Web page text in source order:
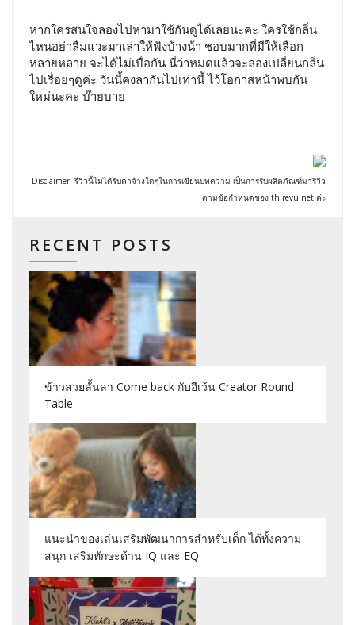
หากใครสนใจลองไปหามาใช้กันดูได้เลยนะคะ ใครใช้กลิ่น
ไหนอย่าลืมแวะมาเล่าให้ฟังบ้างน้า ชอบมากที่มีให้เลือก
หลายหลาย จะได้ไม่เบื่อกัน นี่ว่าหมดแล้วจะลองเปลี่ยนกลิ่น
ไปเรื่อยๆดูค่ะ วันนี้คงลากันไปเท่านี้ ไว้โอกาสหน้าพบกัน
ใหม่นะคะ บ๊ายบาย
Disclaimer: รีวิวนี้ไม่ได้รับค่าจ้างใดๆในการเขียนบทความ เป็นการรับผลิตภัณฑ์มารีวิว
ตามข้อกำหนดของ th.revu.net ค่ะ
RECENT POSTS
ข้าวสวยลั้นลา Come back กับอีเว้น Creator Round
Table
แนะนำของเล่นเสริมพัฒนาการสำหรับเด็ก ได้ทั้งความ
สนุก เสริมทักษะด้าน IQ และ EQ